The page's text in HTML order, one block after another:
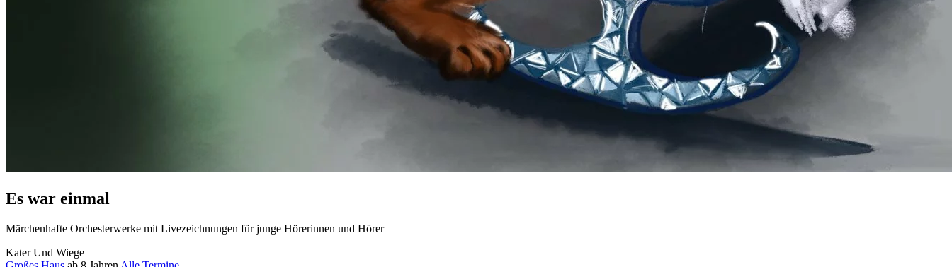
Es war einmal
Märchenhafte Orchesterwerke mit Livezeichnungen für junge Hörerinnen und Hörer
Kater Und Wiege